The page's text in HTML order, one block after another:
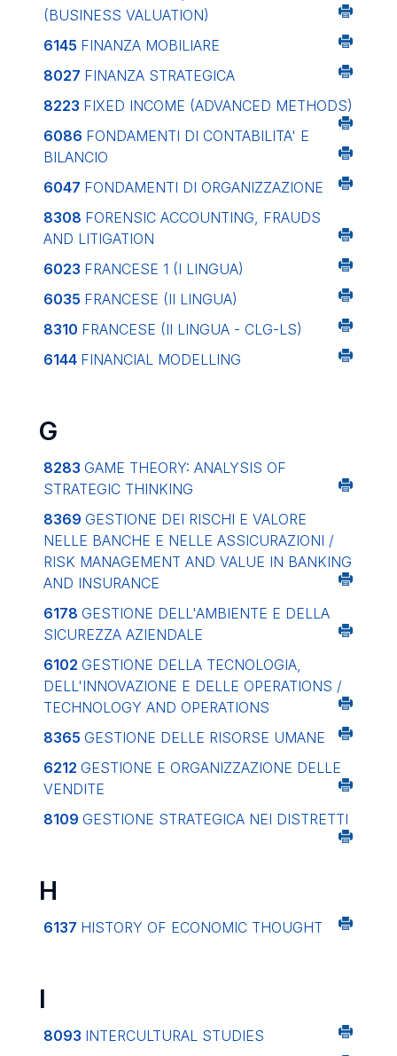
(BUSINESS VALUATION)
6145 FINANZA MOBILIARE
8027 FINANZA STRATEGICA
8223 FIXED INCOME (ADVANCED METHODS)
6086 FONDAMENTI DI CONTABILITA' E
BILANCIO
6047 FONDAMENTI DI ORGANIZZAZIONE
8308 FORENSIC ACCOUNTING, FRAUDS
AND LITIGATION
6023 FRANCESE 1 (I LINGUA)
6035 FRANCESE (II LINGUA)
8310 FRANCESE (II LINGUA - CLG-LS)
6144 FINANCIAL MODELLING
G
8283 GAME THEORY: ANALYSIS OF
STRATEGIC THINKING
8369 GESTIONE DEI RISCHI E VALORE
NELLE BANCHE E NELLE ASSICURAZIONI /
RISK MANAGEMENT AND VALUE IN BANKING
AND INSURANCE
6178 GESTIONE DELL'AMBIENTE E DELLA
SICUREZZA AZIENDALE
6102 GESTIONE DELLA TECNOLOGIA,
DELL'INNOVAZIONE E DELLE OPERATIONS /
TECHNOLOGY AND OPERATIONS
8365 GESTIONE DELLE RISORSE UMANE
6212 GESTIONE E ORGANIZZAZIONE DELLE
VENDITE
8109 GESTIONE STRATEGICA NEI DISTRETTI
H
6137 HISTORY OF ECONOMIC THOUGHT
I
8093 INTERCULTURAL STUDIES